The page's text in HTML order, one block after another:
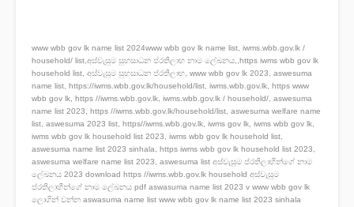
www wbb gov lk name list 2024www wbb gov lk name list, iwms.wbb.gov.lk /
household/ list,අස්වැසුම සුභසාධන ප්රතිලාභ නාම ලේඛනය,,https iwms wbb gov lk
household list, අස්වැසුම සුභසාධන ප්රතිලාභ, www wbb gov lk 2023, aswesuma
name list, https://iwms.wbb.gov.lk/household/list, iwms.wbb.gov.lk, https www
wbb gov lk, https //iwms.wbb.gov.lk, iwms.wbb.gov.lk / household/, aswesuma
name list 2023, https //iwms.wbb.gov.lk/household/list, aswesuma welfare name
list, aswesuma 2023 list, https//iwms.wbb.gov.lk, iwms gov lk, iwms wbb gov lk,
iwms wbb gov lk household list 2023, iwms wbb gov lk household list,
aswesuma name list 2023 sinhala, https iwms wbb gov lk household list 2023,
aswesuma welfare name list 2023, aswesuma list අස්වැසුම ප්රතිලාභීන්ගේ නාම
ලේඛනය 2023 download https //iwms.wbb.gov.lk household අස්වැසුම
ප්රතිලාභීන්ගේ නාම ලේඛනය pdf aswasuma name list 2023 v www wbb gov lk
ලොගින් වන්න aswasuma name list www wbb gov lk name list 2023 sinhala